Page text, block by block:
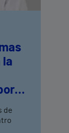
la
de